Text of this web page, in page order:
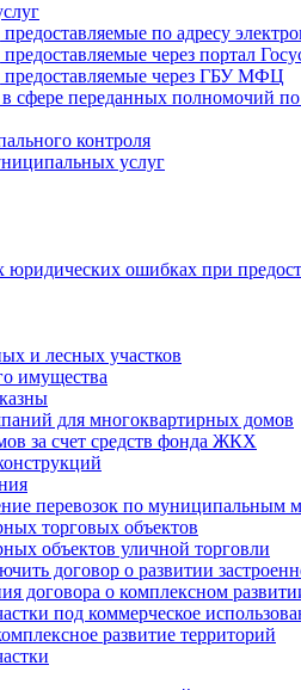
по адресу
через портал
через ГБУ МФЦ
сфере переданных полномочий
контроля
услуг
ошибках при
и лесных участков
имущества
для многоквартирных домов
за счет средств фонда ЖКХ
перевозок по муниципальным
торговых объектов
объектов уличной торговли
договор о развитии
договора о комплексном
под коммерческое
развитие территорий